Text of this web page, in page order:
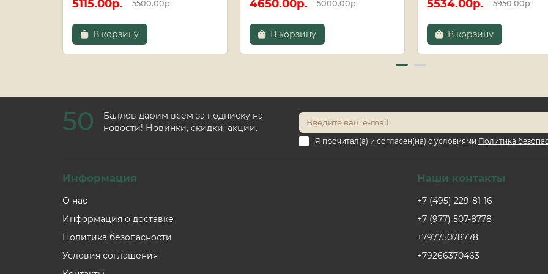
5115.00р. 5500.00р.
В корзину
4650.00р. 5000.00р.
В корзину
5534.00р. 5950.00р.
В корзину
50
Баллов дарим всем за подписку на
новости! Новинки, скидки, акции.
Я прочитал(а) и согласен(на) с условиями Политика
Информация
О нас
Информация о доставке
Политика безопасности
Условия соглашения
Наши контакты
+7 (495) 229-81-16
+7 (977) 507-8778
+79775078778
+79266370463